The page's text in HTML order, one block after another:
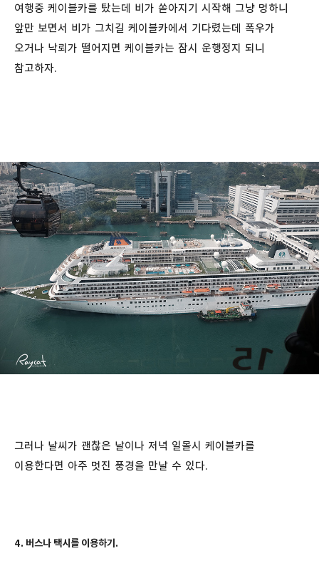
여행중 케이블카를 탔는데 비가 쏟아지기 시작해 그냥 멍하니
앞만 보면서 비가 그치길 케이블카에서 기다렸는데 폭우가
오거나 낙뢰가 떨어지면 케이블카는 잠시 운행정지 되니
참고하자.
그러나 날씨가 괜찮은 날이나 저녁 일몰시 케이블카를
이용한다면 아주 멋진 풍경을 만날 수 있다.
4. 버스나 택시를 이용하기.